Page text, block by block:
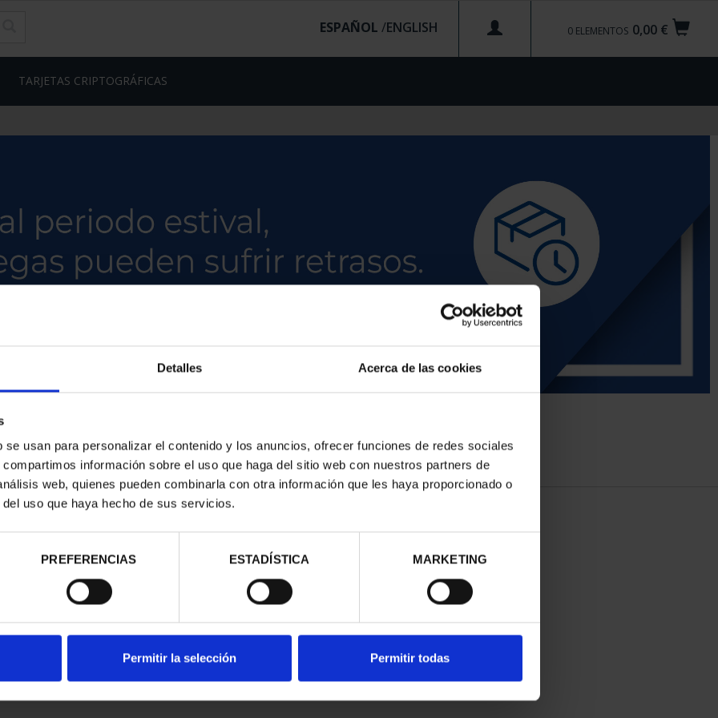
Detalles Acerca de las cookies
usan para personalizar el contenido y los anuncios, ofrecer funciones de redes sociales
información sobre el uso que haga del sitio web con nuestros partners de
web, quienes pueden combinarla con otra información que les haya proporcionado o
uso que haya hecho de sus servicios.
PREFERENCIAS ESTADÍSTICA MARKETING
Permitir la selección Permitir todas
0,00 €
0 ELEMENTOS
ESPAÑOL /
TARJETAS CRIPTOGRÁFICAS